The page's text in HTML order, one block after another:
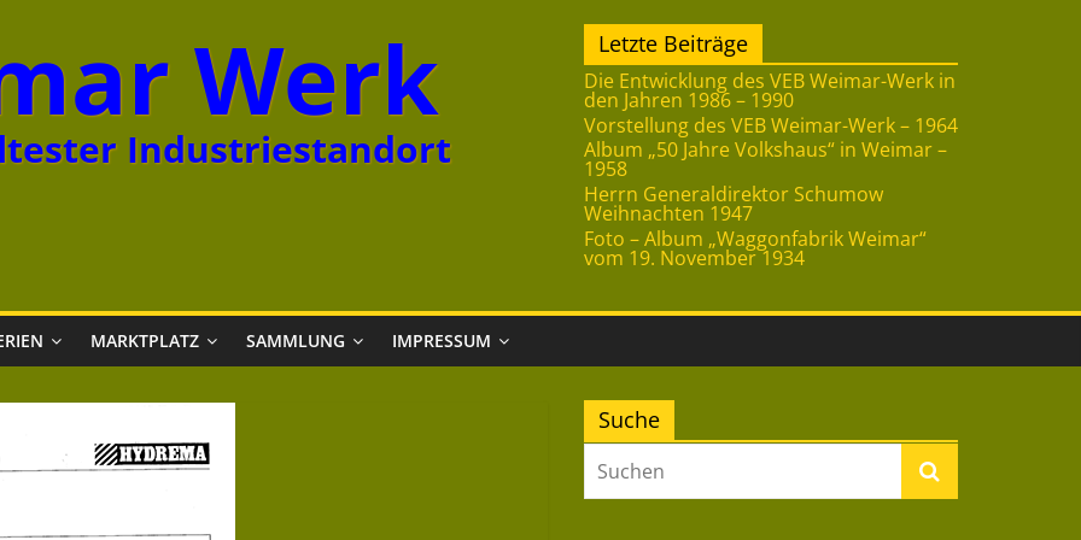
Werk
Industriestandort
Letzte Beiträge
Die Entwicklung des VEB Weimar-Werk in
den Jahren 1986 – 1990
Vorstellung des VEB Weimar-Werk – 1964
Album „50 Jahre Volkshaus“ in Weimar –
1958
Herrn Generaldirektor Schumow
Weihnachten 1947
Foto – Album „Waggonfabrik Weimar“
vom 19. November 1934
MARKTPLATZ SAMMLUNG IMPRESSUM
Suche